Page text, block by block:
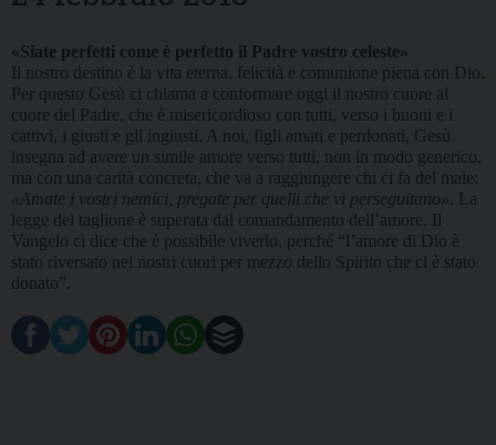
«Siate perfetti come è perfetto il Padre vostro celeste»
Il nostro destino è la vita eterna, felicità e comunione piena con Dio.
Per questo Gesù ci chiama a conformare oggi il nostro cuore al
cuore del Padre, che è misericordioso con tutti, verso i buoni e i
cattivi, i giusti e gli ingiusti. A noi, figli amati e perdonati, Gesù
insegna ad avere un simile amore verso tutti, non in modo generico,
ma con una carità concreta, che va a raggiungere chi ci fa del male:
«Amate i vostri nemici, pregate per quelli che vi perseguitano» . La
legge del taglione è superata dal comandamento dell’amore. Il
Vangelo ci dice che è possibile viverlo, perché “l’amore di Dio è
stato riversato nei nostri cuori per mezzo dello Spirito che ci è stato
donato”.